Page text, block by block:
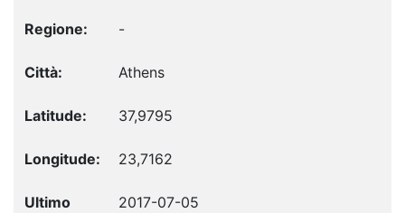
-
Athens
37,9795
23,7162
2017-07-05